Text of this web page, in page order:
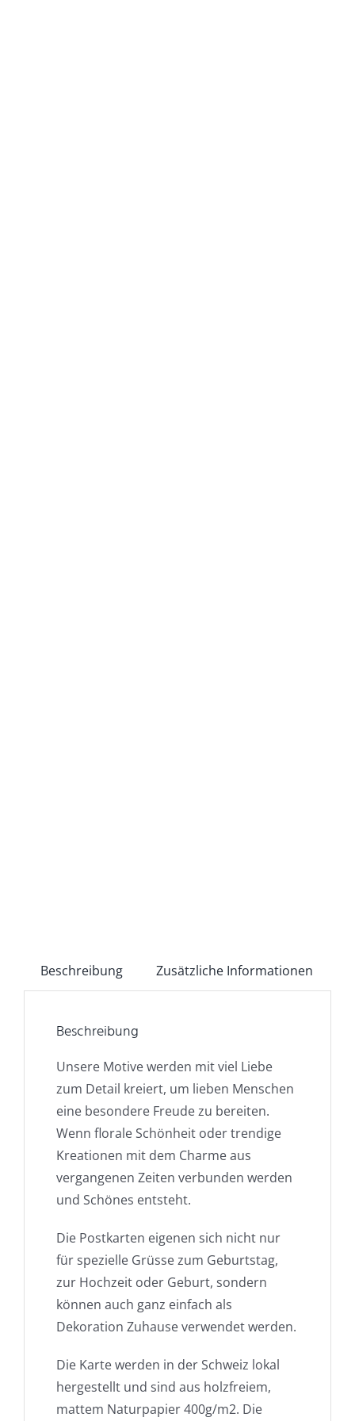
Beschreibung Zusätzliche Informationen
Beschreibung
Unsere Motive werden mit viel Liebe
zum Detail kreiert, um lieben Menschen
eine besondere Freude zu bereiten.
Wenn florale Schönheit oder trendige
Kreationen mit dem Charme aus
vergangenen Zeiten verbunden werden
und Schönes entsteht.
Die Postkarten eigenen sich nicht nur
für spezielle Grüsse zum Geburtstag,
zur Hochzeit oder Geburt, sondern
können auch ganz einfach als
Dekoration Zuhause verwendet werden.
Die Karte werden in der Schweiz lokal
hergestellt und sind aus holzfreiem,
mattem Naturpapier 400g/m2. Die